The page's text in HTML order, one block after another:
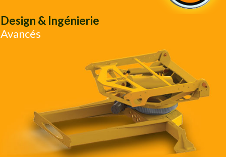
Design & Ingénierie
Avancés